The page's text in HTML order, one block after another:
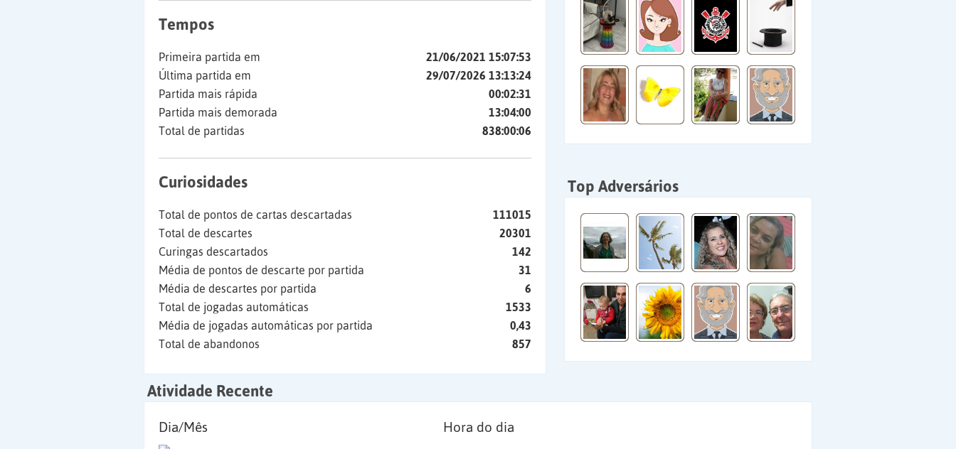
Tempos
Primeira partida em
21/06/2021 15:07:53
Última partida em
29/07/2026 13:13:24
Partida mais rápida
00:02:31
Partida mais demorada
13:04:00
Total de partidas
838:00:06
Curiosidades
Total de pontos de cartas descartadas
111015
Total de descartes
20301
Curingas descartados
142
Média de pontos de descarte por partida
31
Média de descartes por partida
6
Total de jogadas automáticas
1533
Média de jogadas automáticas por partida
0,43
Total de abandonos
857
Top Adversários
Atividade Recente
Dia/Mês Hora do dia